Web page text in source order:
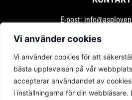
Vi använder cookies
Vi använder cookies för att
bästa upplevelsen på vår
accepterar användandet av
i inställningarna för din webbläsare.
E-post: